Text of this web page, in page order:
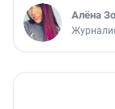
Алёна